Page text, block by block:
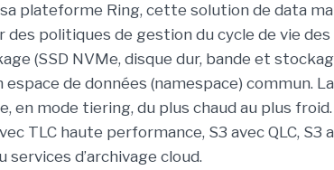
plateforme Ring, cette solution de data
des politiques de gestion du cycle de vie
(SSD NVMe, disque dur, bande et
espace de données (namespace) commun.
en mode tiering, du plus chaud au plus
TLC haute performance, S3 avec QLC, S3
services d’archivage cloud.